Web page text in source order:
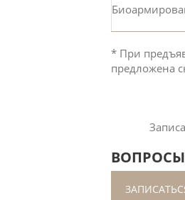
* При
предложена